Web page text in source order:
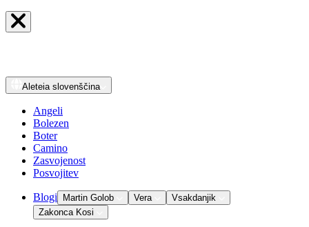
Aleteia slovenščina
Angeli
Bolezen
Boter
Camino
Zasvojenost
Posvojitev
Blogi Martin Golob Vera
Vsakdanjik
Zakonca Kosi